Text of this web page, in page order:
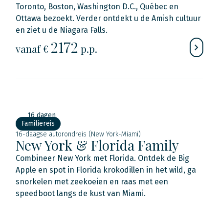
Toronto, Boston, Washington D.C., Québec en
Ottawa bezoekt. Verder ontdekt u de Amish cultuur
en ziet u de Niagara Falls.
vanaf € 2172 p.p.
16 dagen
Familiereis
16-daagse autorondreis (New York-Miami)
New York & Florida Family
Combineer New York met Florida. Ontdek de Big
Apple en spot in Florida krokodillen in het wild, ga
snorkelen met zeekoeien en raas met een
speedboot langs de kust van Miami.